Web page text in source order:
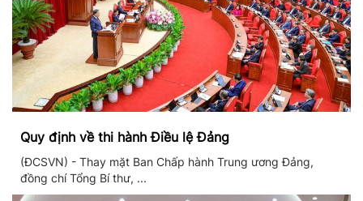
Quy định về thi hành Điều lệ Đảng
(ĐCSVN) - Thay mặt Ban Chấp hành Trung ương Đảng,
đồng chí Tổng Bí thư, ...